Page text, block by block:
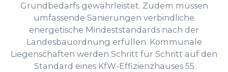
Grundbedarfs gewährleistet. Zudem müssen
umfassende Sanierungen verbindliche
energetische Mindeststandards nach der
Landesbauordnung erfüllen. Kommunale
Liegenschaften werden Schritt für Schritt auf den
Standard eines KfW-Effizienzhauses 55